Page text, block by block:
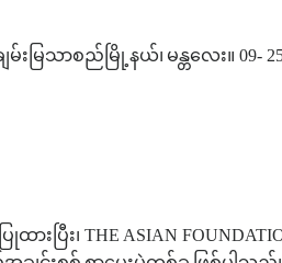
ျမ်းမြသာစည်မြို့နယ်၊ မန္တလေး။ 09-
ားပြီး၊ THE ASIAN